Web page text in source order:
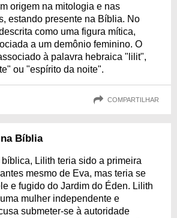
origem na mitologia e nas
estando presente na Bíblia. No
como uma figura mítica,
a um demônio feminino. O
à palavra hebraica "lilit",
ou "espírito da noite".
COMPARTILHAR
Bíblia
Lilith teria sido a primeira
mesmo de Eva, mas teria se
e fugido do Jardim do Éden. Lilith
mulher independente e
submeter-se à autoridade